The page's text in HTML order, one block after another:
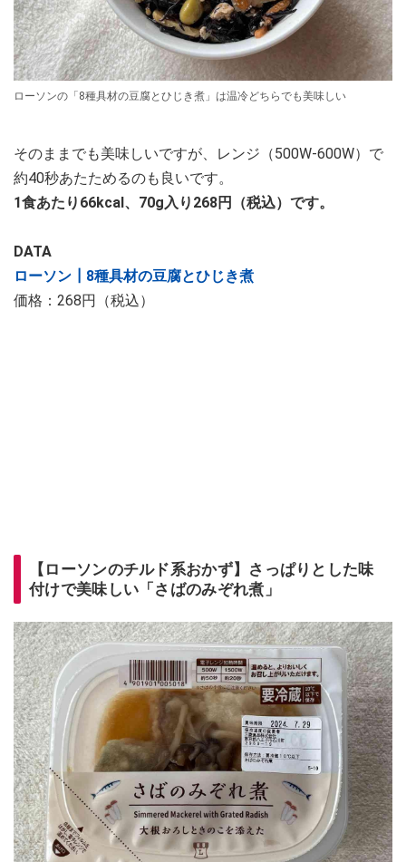
ローソンの「8種具材の豆腐とひじき煮」は温冷どちらでも美味しい
そのままでも美味しいですが、レンジ（500W-600W）で
約40秒あたためるのも良いです。
1食あたり66kcal、70g入り268円（税込）です。
DATA
ローソン┃8種具材の豆腐とひじき煮
価格：268円（税込）
【ローソンのチルド系おかず】さっぱりとした味
付けで美味しい「さばのみぞれ煮」